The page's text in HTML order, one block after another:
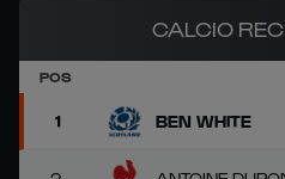
CALCIO
POS
1 BEN WHITE